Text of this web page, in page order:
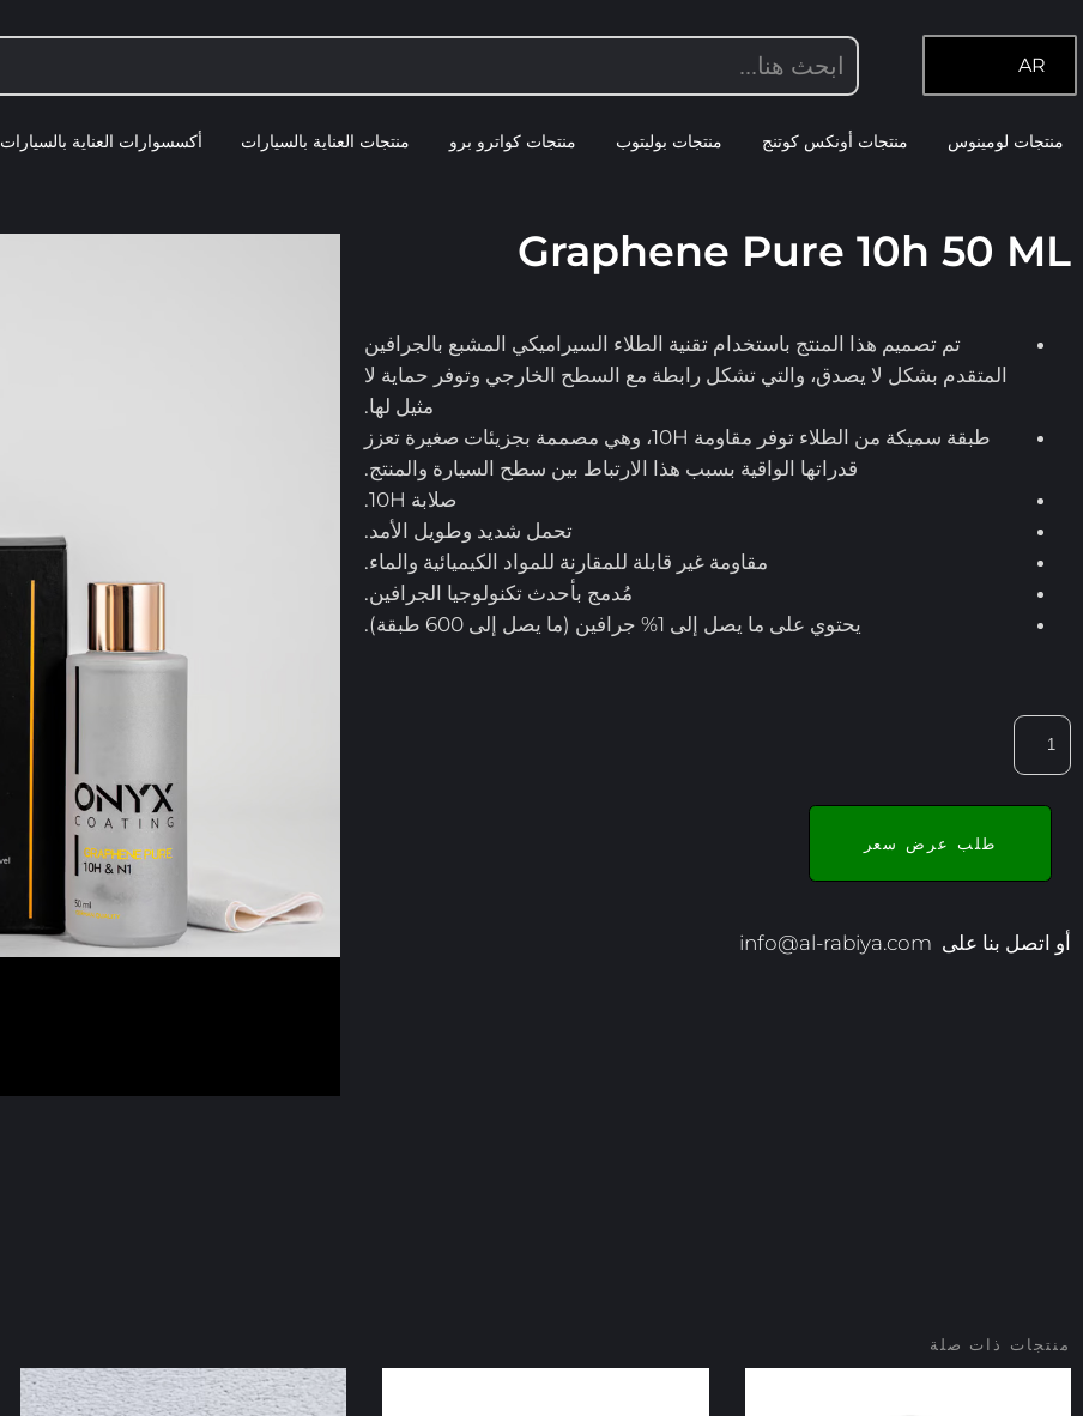
AR
منتجات لومينوس منتجات أونكس كوتنج منتجات بوليتوب منتجات كواترو برو منتجات العناية بالسيارات أكسسوارات العناية بالسيارات
Graphene Pure 10h 50 ML
تم تصميم هذا المنتج باستخدام تقنية الطلاء السيراميكي المشبع بالجرافين
المتقدم بشكل لا يصدق، والتي تشكل رابطة مع السطح الخارجي وتوفر حماية لا
مثيل لها.
طبقة سميكة من الطلاء توفر مقاومة 10H، وهي مصممة بجزيئات صغيرة تعزز
قدراتها الواقية بسبب هذا الارتباط بين سطح السيارة والمنتج.
صلابة 10H.
تحمل شديد وطويل الأمد.
مقاومة غير قابلة للمقارنة للمواد الكيميائية والماء.
مُدمج بأحدث تكنولوجيا الجرافين.
يحتوي على ما يصل إلى 1% جرافين (ما يصل إلى 600 طبقة).
طلب عرض سعر
أو اتصل بنا على info@al-rabiya.com
منتجات ذات صلة